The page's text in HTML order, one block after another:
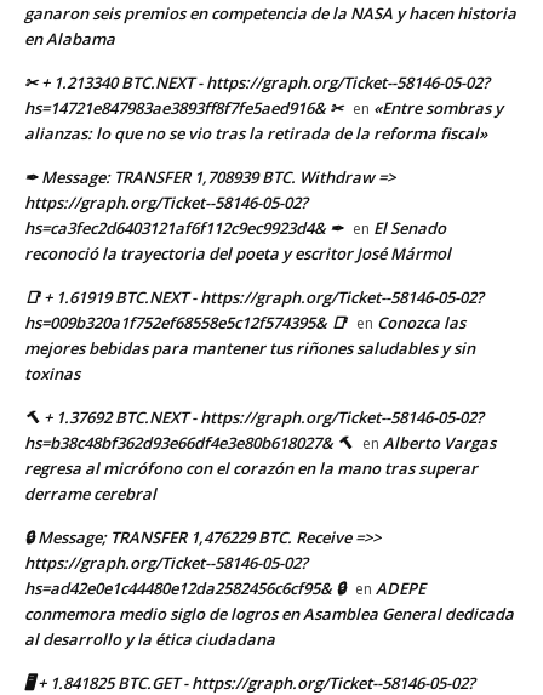
ganaron seis premios en competencia de la NASA y hacen historia
en Alabama
✂ + 1.213340 BTC.NEXT - https://graph.org/Ticket--58146-05-02?
hs=14721e847983ae3893ff8f7fe5aed916& ✂ en «Entre sombras y
alianzas: lo que no se vio tras la retirada de la reforma fiscal»
✒ Message: TRANSFER 1,708939 BTC. Withdraw =>
https://graph.org/Ticket--58146-05-02?
hs=ca3fec2d6403121af6f112c9ec9923d4& ✒ en El Senado
reconoció la trayectoria del poeta y escritor José Mármol
📑 + 1.61919 BTC.NEXT - https://graph.org/Ticket--58146-05-02?
hs=009b320a1f752ef68558e5c12f574395& 📑 en Conozca las
mejores bebidas para mantener tus riñones saludables y sin
toxinas
🔨 + 1.37692 BTC.NEXT - https://graph.org/Ticket--58146-05-02?
hs=b38c48bf362d93e66df4e3e80b618027& 🔨 en Alberto Vargas
regresa al micrófono con el corazón en la mano tras superar
derrame cerebral
🔒 Message; TRANSFER 1,476229 BTC. Receive =>>
https://graph.org/Ticket--58146-05-02?
hs=ad42e0e1c44480e12da2582456c6cf95& 🔒 en ADEPE
conmemora medio siglo de logros en Asamblea General dedicada
al desarrollo y la ética ciudadana
🖥 + 1.841825 BTC.GET - https://graph.org/Ticket--58146-05-02?